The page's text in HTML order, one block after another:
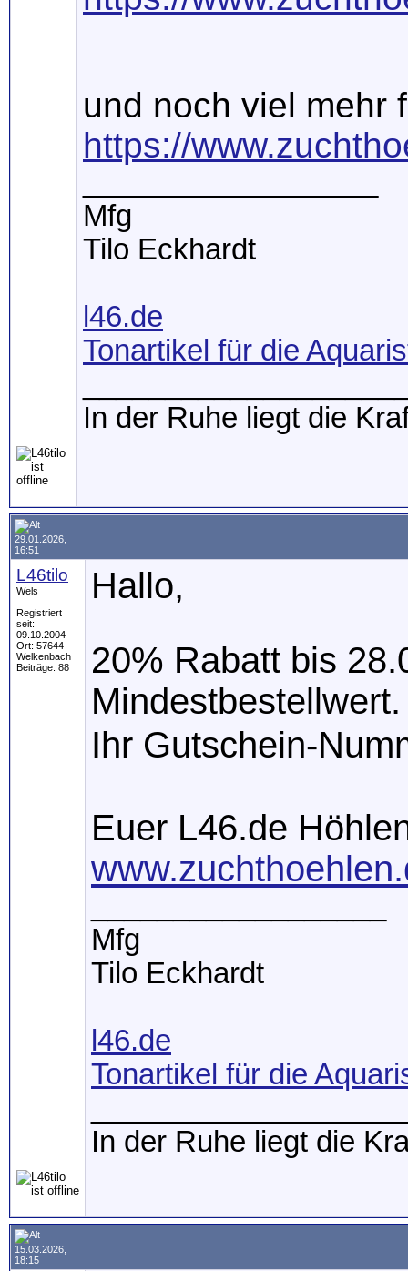
und noch viel mehr
https://
Mfg
Tilo Eckhardt
l46.de
Tonartikel für die
In der Ruhe liegt die
29.01.2026,
16:51
L46tilo
Wels
Registriert
seit:
09.10.2004
Ort: 57644
Welkenbach
Beiträge: 88
Hallo,
20% Rabatt bis
Mindestbestellwert.
Ihr Gutschein-
Euer L46.de
Mfg
Tilo Eckhardt
l46.de
Tonartikel für die
In der Ruhe liegt die
15.03.2026,
18:15